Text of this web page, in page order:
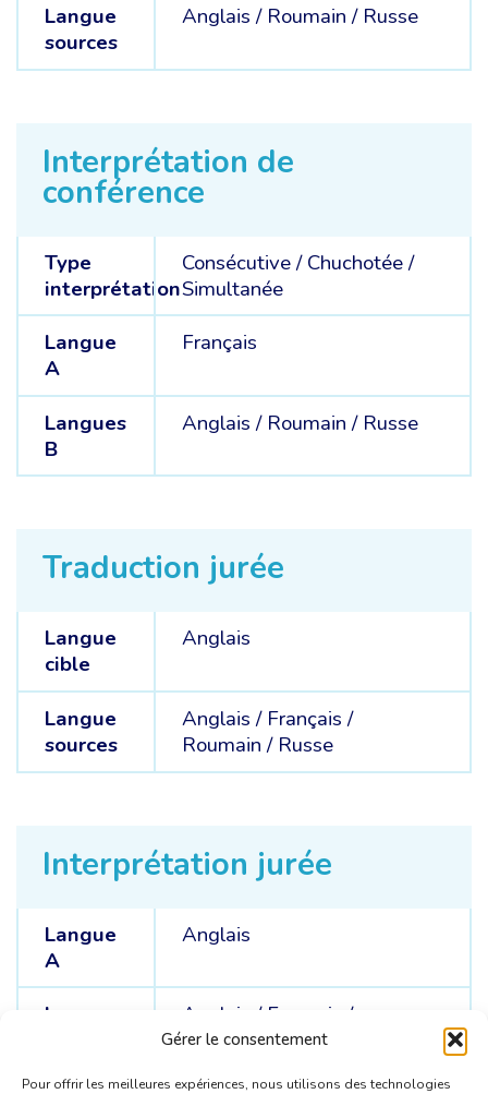
Gérer le consentement
Pour offrir les meilleures expériences, nous utilisons des technologies
Langue
sources
Anglais / Roumain / Russe
Interprétation de
conférence
Type
interprétation
Consécutive/Chuchotée/
Simultanée
Langue
A
Français
Langues
B
Anglais / Roumain / Russe
Traduction jurée
Langue
cible
Anglais
Langue
sources
Anglais / Français /
Roumain / Russe
Interprétation jurée
Langue
A
Anglais
Langues
Anglais / Français /
Roumain /Russe